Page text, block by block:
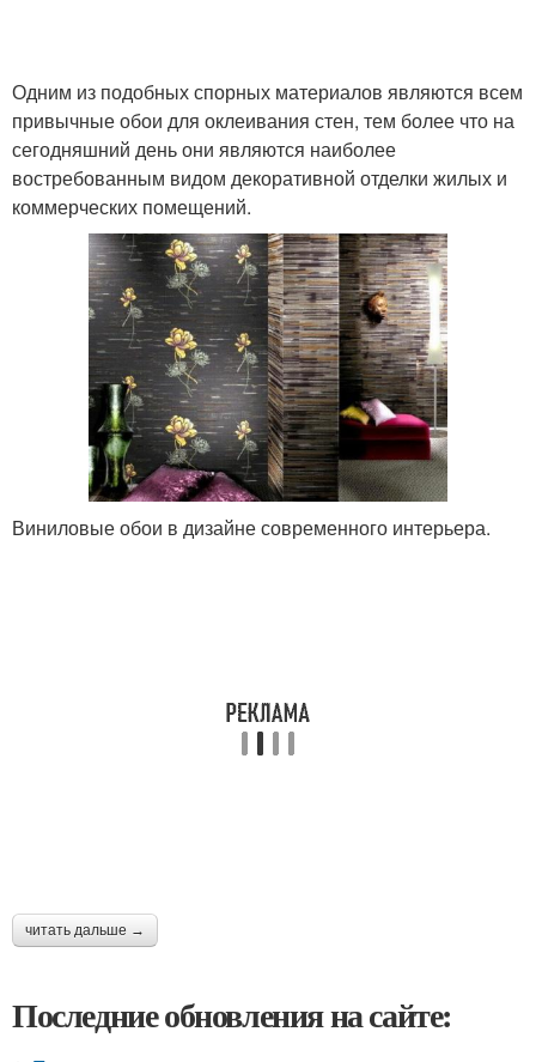
Одним из подобных спорных материалов являются всем
привычные обои для оклеивания стен, тем более что на
сегодняшний день они являются наиболее
востребованным видом декоративной отделки жилых и
коммерческих помещений.
Виниловые обои в дизайне современного интерьера.
читать дальше →
Последние обновления на сайте: